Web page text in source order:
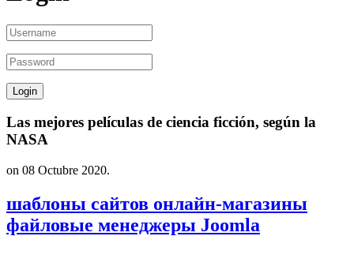
Las mejores películas de ciencia ficción, según la
NASA
on 08 Octubre 2020.
шаблоны сайтов онлайн-магазины
файловые менеджеры Joomla